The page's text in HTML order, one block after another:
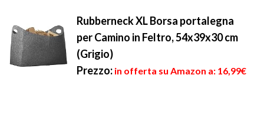
Rubberneck XL Borsa portalegna
per Camino in Feltro, 54x39x30 cm
(Grigio)
Prezzo: in offerta su Amazon a: 16,99€